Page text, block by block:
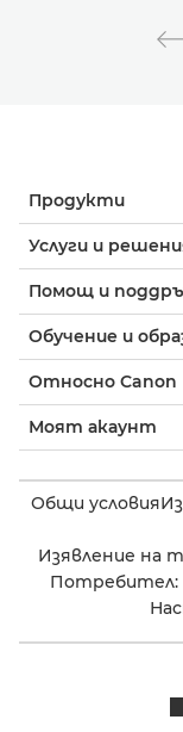
Продукти
Услуги и
Помощ и
Обучение и
Относно Canon
Моят акаунт
Общи условия
Изявление на
Потребител: